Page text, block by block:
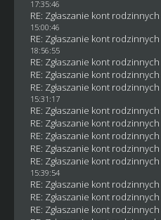
17:35:46
RE: Zgłaszanie kont rodzinnych
15:00:46
RE: Zgłaszanie kont rodzinnych
18:56:55
RE: Zgłaszanie kont rodzinnych
RE: Zgłaszanie kont rodzinnych
RE: Zgłaszanie kont rodzinnych
15:31:17
RE: Zgłaszanie kont rodzinnych
RE: Zgłaszanie kont rodzinnych
RE: Zgłaszanie kont rodzinnych
RE: Zgłaszanie kont rodzinnych
RE: Zgłaszanie kont rodzinnych
15:39:54
RE: Zgłaszanie kont rodzinnych
RE: Zgłaszanie kont rodzinnych
RE: Zgłaszanie kont rodzinnych